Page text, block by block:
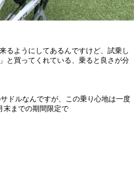
るようにしてあるんですけど、試乗し
と買ってくれている、乗ると良さが分
ドルなんですが、この乗り心地は一度
末までの期間限定で